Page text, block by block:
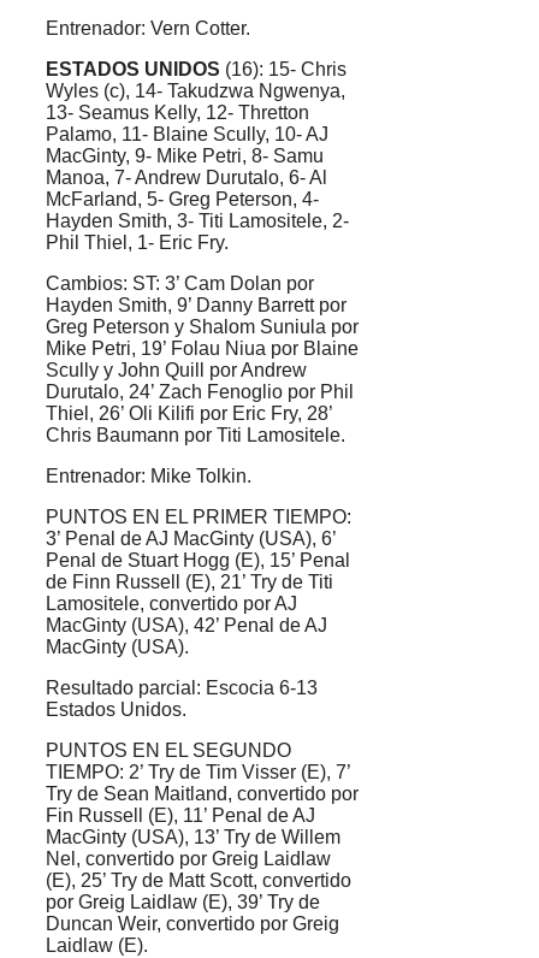
Entrenador: Vern Cotter.
ESTADOS UNIDOS (16): 15- Chris
Wyles (c), 14- Takudzwa Ngwenya,
13- Seamus Kelly, 12- Thretton
Palamo, 11- Blaine Scully, 10- AJ
MacGinty, 9- Mike Petri, 8- Samu
Manoa, 7- Andrew Durutalo, 6- Al
McFarland, 5- Greg Peterson, 4-
Hayden Smith, 3- Titi Lamositele, 2-
Phil Thiel, 1- Eric Fry.
Cambios: ST: 3’ Cam Dolan por
Hayden Smith, 9’ Danny Barrett por
Greg Peterson y Shalom Suniula por
Mike Petri, 19’ Folau Niua por Blaine
Scully y John Quill por Andrew
Durutalo, 24’ Zach Fenoglio por Phil
Thiel, 26’ Oli Kilifi por Eric Fry, 28’
Chris Baumann por Titi Lamositele.
Entrenador: Mike Tolkin.
PUNTOS EN EL PRIMER TIEMPO:
3’ Penal de AJ MacGinty (USA), 6’
Penal de Stuart Hogg (E), 15’ Penal
de Finn Russell (E), 21’ Try de Titi
Lamositele, convertido por AJ
MacGinty (USA), 42’ Penal de AJ
MacGinty (USA).
Resultado parcial: Escocia 6-13
Estados Unidos.
PUNTOS EN EL SEGUNDO
TIEMPO: 2’ Try de Tim Visser (E), 7’
Try de Sean Maitland, convertido por
Fin Russell (E), 11’ Penal de AJ
MacGinty (USA), 13’ Try de Willem
Nel, convertido por Greig Laidlaw
(E), 25’ Try de Matt Scott, convertido
por Greig Laidlaw (E), 39’ Try de
Duncan Weir, convertido por Greig
Laidlaw (E).